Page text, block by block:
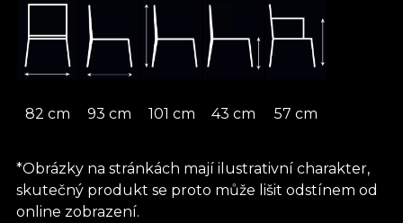
82 cm 93 cm 101 cm 43 cm 57 cm
*Obrázky na stránkách mají ilustrativní charakter,
skutečný produkt se proto může lišit odstínem od
online zobrazení.